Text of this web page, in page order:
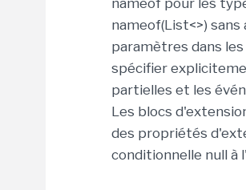
nameof pour les
nameof(List<>)
paramètres dans
spécifier
partielles et les
Les blocs
des propriétés
conditionnelle null à